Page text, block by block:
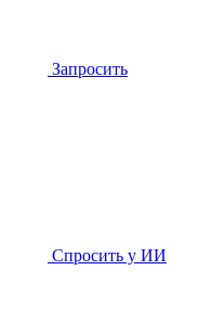
Запросить
Спросить у ИИ